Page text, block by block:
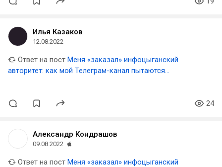
Илья Казаков
12.08.2022
Ответ на пост Меня «заказал» инфоцыганский
авторитет: как мой Телеграм-канал пытаются
24
Александр Кондрашов
09.08.2022
Ответ на пост Меня «заказал» инфоцыганский